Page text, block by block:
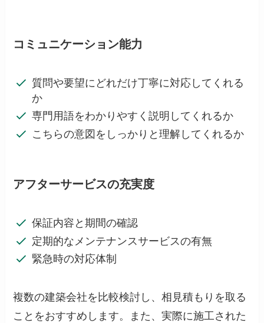
コミュニケーション能力
質問や要望にどれだけ丁寧に対応してくれる
か
専門用語をわかりやすく説明してくれるか
こちらの意図をしっかりと理解してくれるか
アフターサービスの充実度
保証内容と期間の確認
定期的なメンテナンスサービスの有無
緊急時の対応体制
複数の建築会社を比較検討し、相見積もりを取る
ことをおすすめします。また、実際に施工された